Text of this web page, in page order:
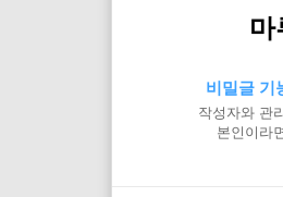
마
비밀글 기
작성자와 관
본인이라